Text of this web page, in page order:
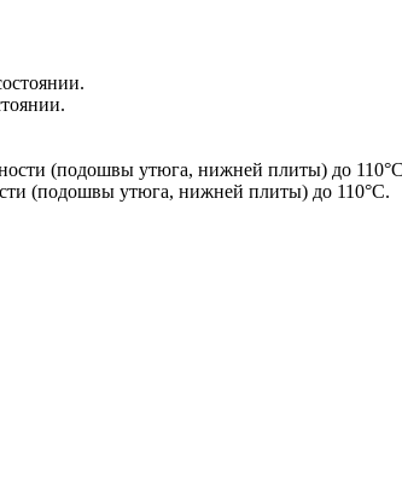
(подошвы утюга, нижней плиты) до 110°С.